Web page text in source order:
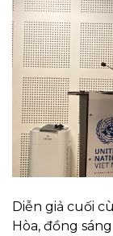
Diễn giả cuối
Hòa, đồng